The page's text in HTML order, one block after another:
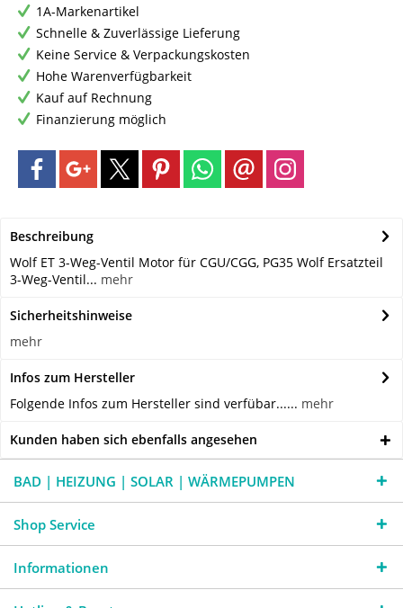
1A-Markenartikel
Schnelle & Zuverlässige Lieferung
Keine Service & Verpackungskosten
Hohe Warenverfügbarkeit
Kauf auf Rechnung
Finanzierung möglich
Beschreibung
Wolf ET 3-Weg-Ventil Motor für CGU/CGG, PG35 Wolf Ersatzteil
3-Weg-Ventil... mehr
Sicherheitshinweise
mehr
Infos zum Hersteller
Folgende Infos zum Hersteller sind verfübar...... mehr
Kunden haben sich ebenfalls angesehen
BAD | HEIZUNG | SOLAR | WÄRMEPUMPEN
Shop Service
Informationen